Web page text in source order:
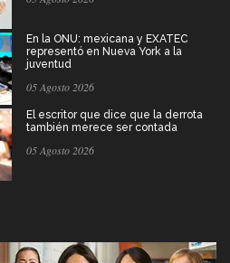
En la ONU: mexicana y EXATEC
representó en Nueva York a la
juventud
05 Agosto 2026
El escritor que dice que la derrota
también merece ser contada
05 Agosto 2026